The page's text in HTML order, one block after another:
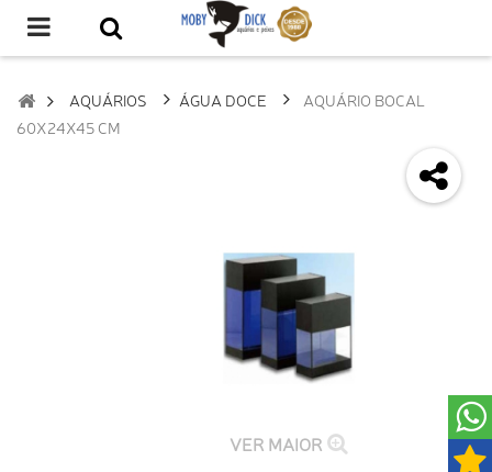
AQUÁRIOS ÁGUA DOCE
AQUÁRIO BOCAL
60X24X45 CM
VER MAIOR